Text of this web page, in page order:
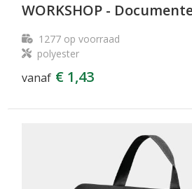
WORKSHOP -
1277op voorraad
polyester
vanaf € 1,43